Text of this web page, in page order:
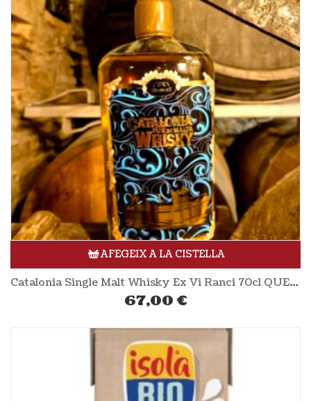
AFEGEIX A LA CISTELLA
Catalonia Single Malt Whisky Ex Vi Ranci 70cl QUEVALL
67,00 €